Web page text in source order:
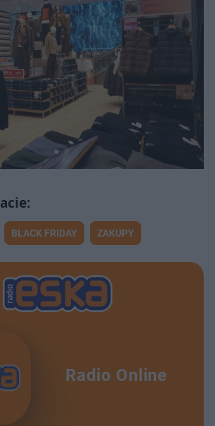
BLACK FRIDAY ZAKUPY
Radio Online